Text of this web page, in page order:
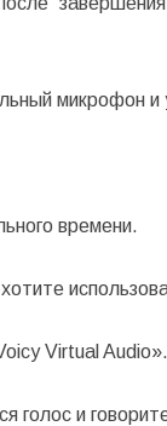
микрофон
времени.
Virtual Audio».
голос и